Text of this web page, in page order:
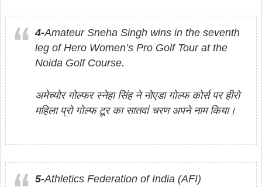
4-Amateur Sneha Singh wins in the seventh
leg of Hero Women’s Pro Golf Tour at the
Noida Golf Course.
अमेच्योर गोल्फर स्नेहा सिंह ने नोएडा गोल्फ कोर्स पर हीरो
महिला प्रो गोल्फ टूर का सातवां चरण अपने नाम किया।
5-Athletics Federation of India (AFI)